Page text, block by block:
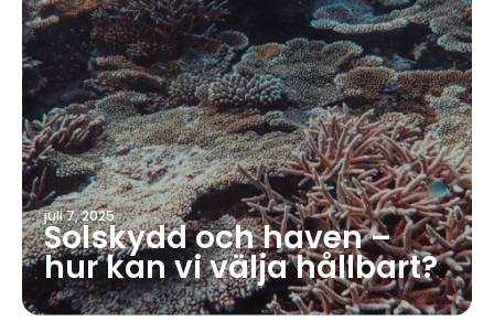
juli 7, 2025
Solskydd och haven –
hur kan vi välja hållbart?